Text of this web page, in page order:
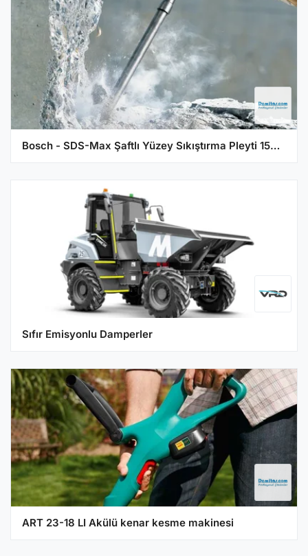
Bosch - SDS-Max Şaftlı Yüzey Sıkıştırma Pleyti 150*150 mm
Sıfır Emisyonlu Damperler
ART 23-18 LI Akülü kenar kesme makinesi